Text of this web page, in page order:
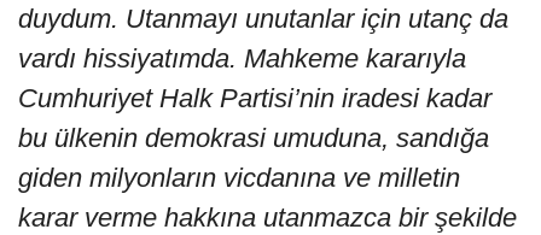
duydum. Utanmayı unutanlar için utanç da
vardı hissiyatımda. Mahkeme kararıyla
Cumhuriyet Halk Partisi’nin iradesi kadar
bu ülkenin demokrasi umuduna, sandığa
giden milyonların vicdanına ve milletin
karar verme hakkına utanmazca bir şekilde